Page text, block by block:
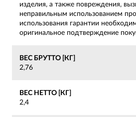
изделия, а также повреждения,
неправильным использованием
использования гарантии
оригинальное подтверждение
ВЕС БРУТТО [КГ]
2,76
ВЕС НЕТТО [КГ]
2,4